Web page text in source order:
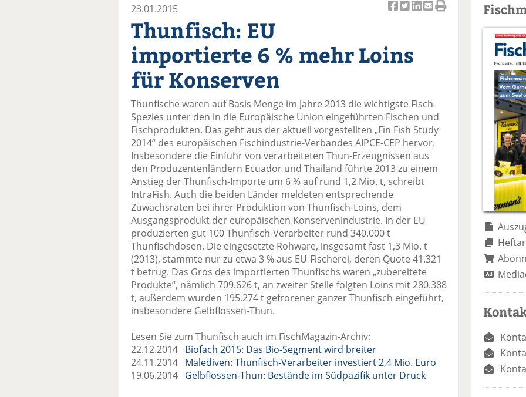
el
ac
e
b
o
o
k
te
il
e
n
el
er
n
el
n
k
e
di
n
te
il
E
m
ai
l
v
er
se
n
n
e
n
23.01.2015
Thunfisch: EU
importierte 6 % mehr Loins
für Konserven
Thunfische waren auf Basis Menge im Jahre 2013 die wichtigste Fisch-
Spezies unter den in die Europäische Union eingeführten Fischen und
Fischprodukten. Das geht aus der aktuell vorgestellten „Fin Fish Study
2014“ des europäischen Fischindustrie-Verbandes AIPCE-CEP hervor.
Insbesondere die Einfuhr von verarbeiteten Thun-Erzeugnissen aus
den Produzentenländern Ecuador und Thailand führte 2013 zu einem
Anstieg der Thunfisch-Importe um 6 % auf rund 1,2 Mio. t, schreibt
IntraFish. Auch die beiden Länder meldeten entsprechende
Zuwachsraten bei ihrer Produktion von Thunfisch-Loins, dem
Ausgangsprodukt der europäischen Konservenindustrie. In der EU
produzierten gut 100 Thunfisch-Verarbeiter rund 340.000 t
Thunfischdosen. Die eingesetzte Rohware, insgesamt fast 1,3 Mio. t
(2013), stammte nur zu etwa 3 % aus EU-Fischerei, deren Quote 41.321
t betrug. Das Gros des importierten Thunfischs waren „zubereitete
Produkte“, nämlich 709.626 t, an zweiter Stelle folgten Loins mit 280.388
t, außerdem wurden 195.274 t gefrorener ganzer Thunfisch eingeführt,
insbesondere Gelbflossen-Thun.
Lesen Sie zum Thunfisch auch im FischMagazin-Archiv:
22.12.2014 Biofach 2015: Das Bio-Segment wird breiter
24.11.2014 Malediven: Thunfisch-Verarbeiter investiert 2,4 Mio. Euro
19.06.2014 Gelbflossen-Thun: Bestände im Südpazifik unter Druck